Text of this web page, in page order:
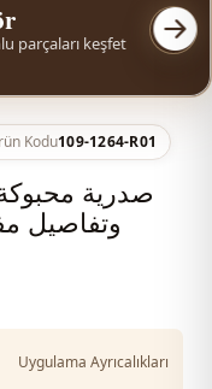
parçaları keşfet
Kodu109-1264-R01
صدرية
وتفاصيل
Uygulama Ayrıcalıkları